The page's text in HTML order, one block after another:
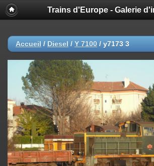
Trains d'Europe - Galerie
Accueil / Diesel / Y 7100 / y7173 3